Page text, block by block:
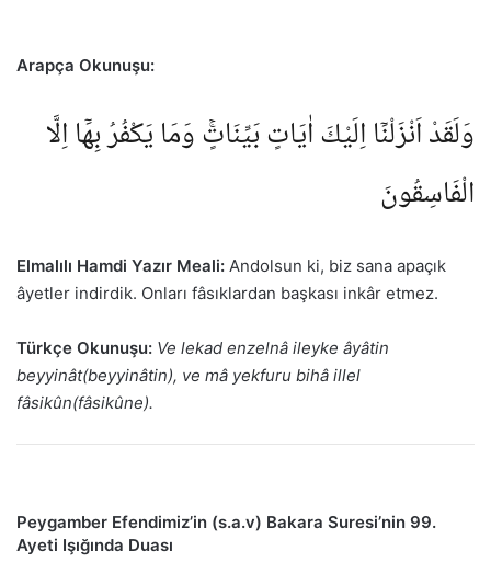
Arapça Okunuşu:
وَلَقَدْ اَنْزَلْنَٓا اِلَيْكَ اٰيَاتٍ بَيِّنَاتٍۚ وَمَا يَكْفُرُ بِهَٓا اِلَّا
الْفَاسِقُونَ
Elmalılı Hamdi Yazır Meali: Andolsun ki, biz sana apaçık
âyetler indirdik. Onları fâsıklardan başkası inkâr etmez.
Türkçe Okunuşu: Ve lekad enzelnâ ileyke âyâtin
beyyinât(beyyinâtin), ve mâ yekfuru bihâ illel
fâsikûn(fâsikûne).
Peygamber Efendimiz’in (s.a.v) Bakara Suresi’nin 99.
Ayeti Işığında Duası